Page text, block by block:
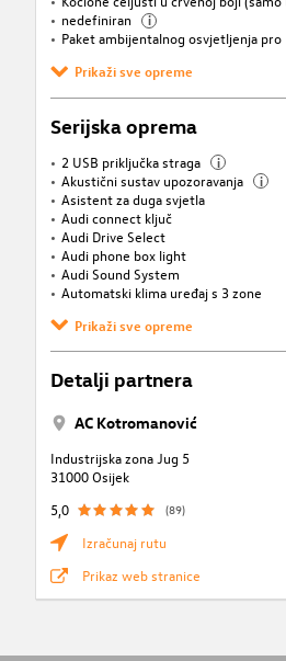
nedefiniran i
Paket ambijentalnog osvjetljenja pro
Prikaži sve opreme
Serijska oprema
2 USB priključka straga i
Akustični sustav upozoravanja i
Asistent za duga svjetla
Audi connect ključ
Audi Drive Select
Audi phone box light
Audi Sound System
Automatski klima uređaj s 3 zone
Prikaži sve opreme
Detalji partnera
AC Kotromanović
Industrijska zona Jug 5
31000 Osijek
5,0
(89)
Izračunaj rutu
Prikaz web stranice